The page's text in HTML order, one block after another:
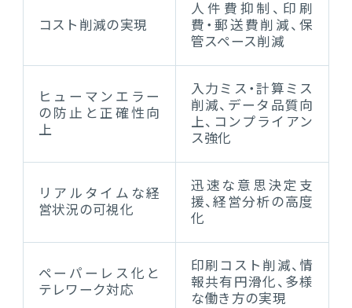
コスト削減の実現
人件費抑制、印刷
費・郵送費削減、保
管スペース削減
ヒューマンエラー
の防止と正確性向
上
入力ミス・計算ミス
削減、データ品質向
上、コンプライアン
ス強化
リアルタイムな経
営状況の可視化
迅速な意思決定支
援、経営分析の高度
化
ペーパーレス化と
テレワーク対応
印刷コスト削減、情
報共有円滑化、多様
な働き方の実現